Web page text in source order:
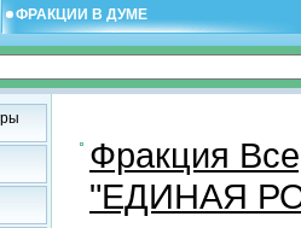
ФРАКЦИИ В ДУМЕ
Фракция
"ЕДИНАЯ